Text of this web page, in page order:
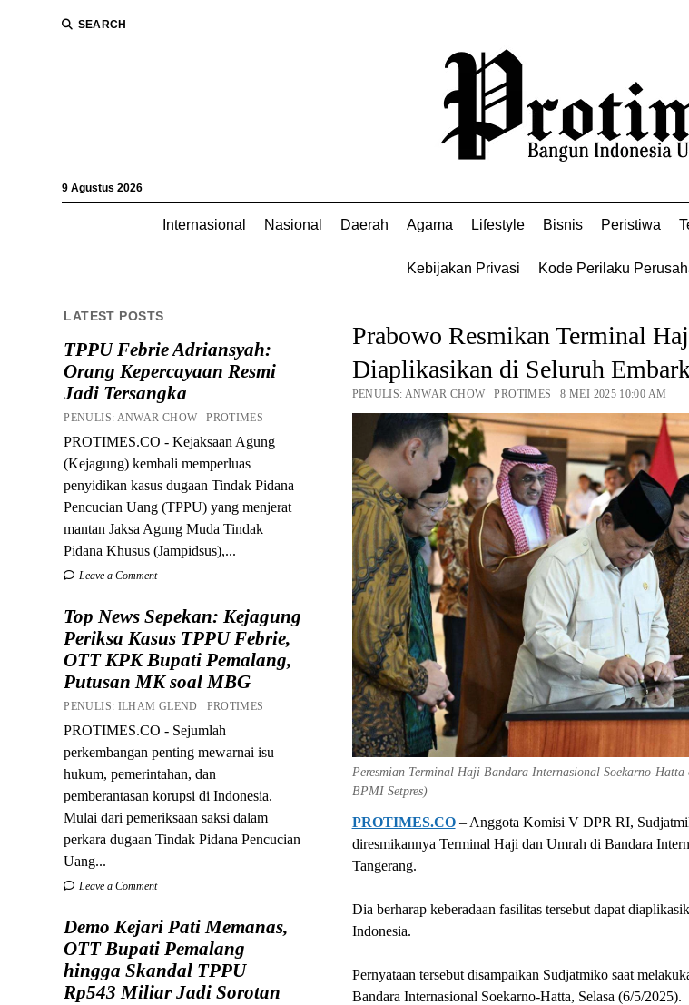
SEARCH
9 Agustus 2026
Internasional Nasional Daerah Agama Lifestyle Bisnis Peristiwa
Kebijakan Privasi Kode Perilaku
LATEST POSTS
TPPU Febrie Adriansyah:
Orang Kepercayaan Resmi
Jadi Tersangka
PENULIS: ANWAR CHOW PROTIMES
PROTIMES.CO - Kejaksaan Agung
(Kejagung) kembali memperluas
penyidikan kasus dugaan Tindak Pidana
Pencucian Uang (TPPU) yang menjerat
mantan Jaksa Agung Muda Tindak
Pidana Khusus (Jampidsus),...
Leave a Comment
Top News Sepekan: Kejagung
Periksa Kasus TPPU Febrie,
OTT KPK Bupati Pemalang,
Putusan MK soal MBG
PENULIS: ILHAM GLEND PROTIMES
PROTIMES.CO - Sejumlah
perkembangan penting mewarnai isu
hukum, pemerintahan, dan
pemberantasan korupsi di Indonesia.
Mulai dari pemeriksaan saksi dalam
perkara dugaan Tindak Pidana Pencucian
Uang...
Leave a Comment
Demo Kejari Pati Memanas,
OTT Bupati Pemalang
hingga Skandal TPPU
Rp543 Miliar Jadi Sorotan
Prabowo Resmikan Terminal
Diaplikasikan di Seluruh
PENULIS: ANWAR CHOW PROTIMES 8 MEI 2025 10:00 AM
Peresmian Terminal Haji Bandara Internasional Soekarno-
BPMI Setpres)
PROTIMES.CO– Anggota Komisi V DPR RI,
diresmikannya Terminal Haji dan Umrah di Bandara
Tangerang.
Dia berharap keberadaan fasilitas tersebut dapat
Indonesia.
Pernyataan tersebut disampaikan Sudjatmiko saat
Bandara Internasional Soekarno-Hatta, Selasa (6/5/2025).